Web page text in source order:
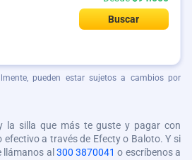
Buscar
pueden estar sujetos a cambios por
la silla que más te guste y pagar con
a través de Efecty o Baloto. Y si
al 300 3870041 o escríbenos a